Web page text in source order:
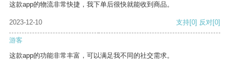
这款app的物流非常快捷，我下单后很快就能收到商品。
2023-12-10 支持[0] 反对[0]
游客
这款app的功能非常丰富，可以满足我不同的社交需求。